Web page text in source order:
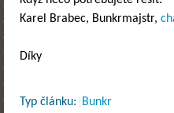
Karel Brabec, Bunkrmajstr,
Díky
Typ článku: Bunkr